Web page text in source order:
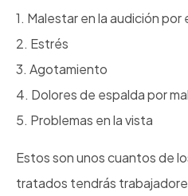
1. Malestar en la audición por
2. Estrés
3. Agotamiento
4. Dolores de espalda por
5. Problemas en la vista
Estos son unos cuantos de
tratados tendrás